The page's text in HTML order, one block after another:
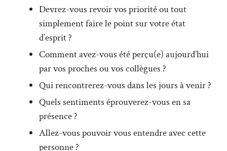
Devrez-vous revoir vos priorité ou tout
simplement faire le point sur votre état
d’esprit ?
Comment avez-vous été perçu(e) aujourd’hui
par vos proches ou vos collègues ?
Qui rencontrerez-vous dans les jours à venir ?
Quels sentiments éprouverez-vous en sa
présence ?
Allez-vous pouvoir vous entendre avec cette
personne ?